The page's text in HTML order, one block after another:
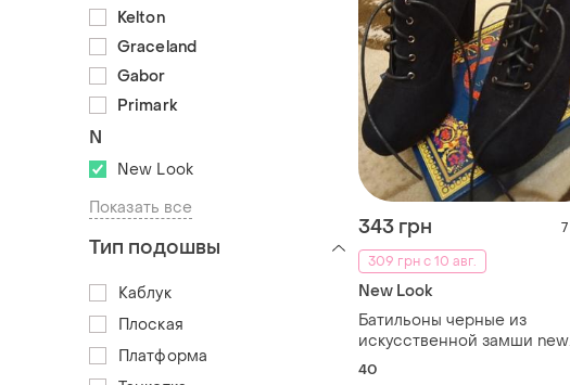
343 грн
7
309 грн с 10 авг.
New Look
Батильоны черные из
искусственной замши new
look
40
Kelton
Graceland
Gabor
Primark
N
New Look
Показать все
Тип подошвы
Каблук
Плоская
Платформа